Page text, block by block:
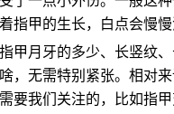
指甲的生长，白点会慢慢
甲月牙的多少、长竖纹、
，无需特别紧张。相对
要我们关注的，比如指